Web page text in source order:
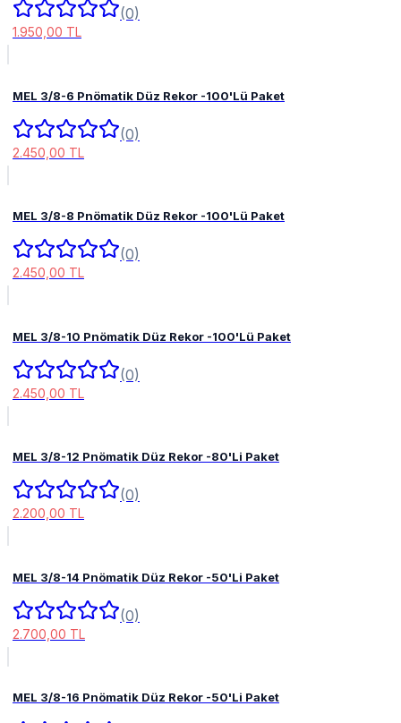
(0)
1.950,00 TL
MEL 3/8-6 Pnömatik Düz Rekor -100'Lü Paket
(0)
2.450,00 TL
MEL 3/8-8 Pnömatik Düz Rekor -100'Lü Paket
(0)
2.450,00 TL
MEL 3/8-10 Pnömatik Düz Rekor -100'Lü Paket
(0)
2.450,00 TL
MEL 3/8-12 Pnömatik Düz Rekor -80'Li Paket
(0)
2.200,00 TL
MEL 3/8-14 Pnömatik Düz Rekor -50'Li Paket
(0)
2.700,00 TL
MEL 3/8-16 Pnömatik Düz Rekor -50'Li Paket